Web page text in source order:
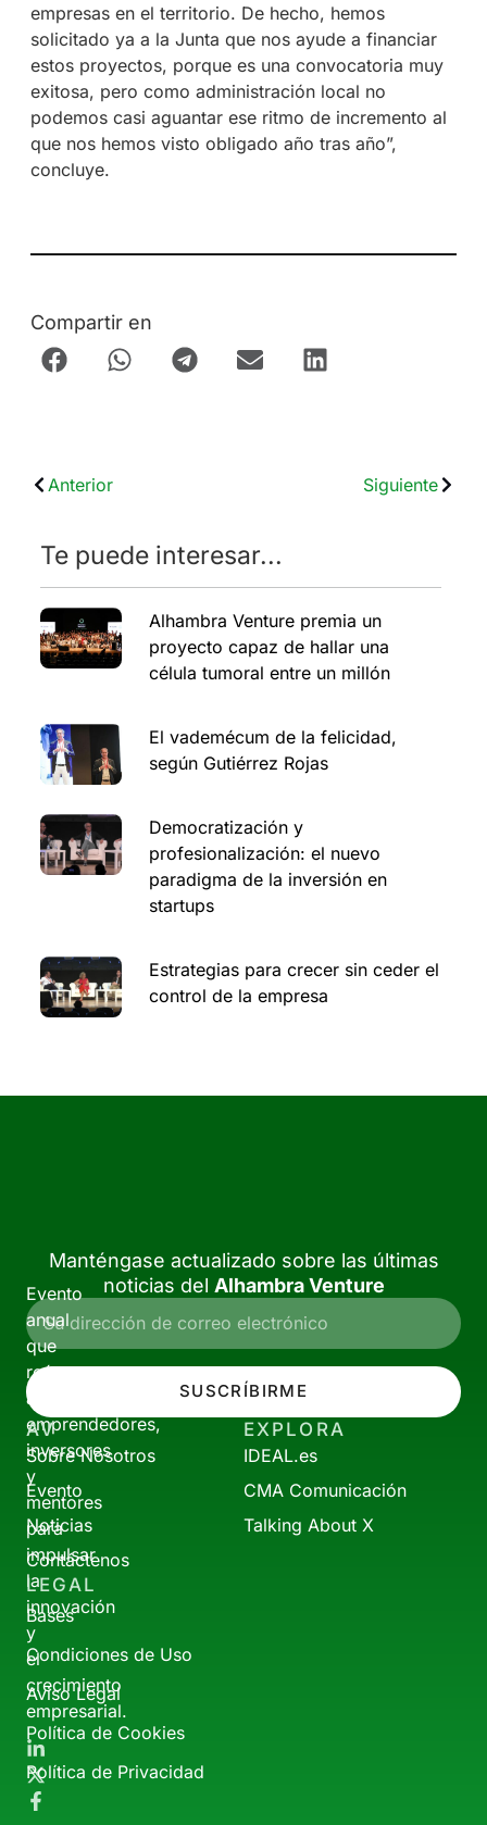
empresas en el territorio. De hecho, hemos
solicitado ya a la Junta que nos ayude a financiar
estos proyectos, porque es una convocatoria muy
exitosa, pero como administración local no
podemos casi aguantar ese ritmo de incremento al
que nos hemos visto obligado año tras año”,
concluye.
Compartir en
Anterior Siguiente
Te puede interesar...
Alhambra Venture premia un
proyecto capaz de hallar una
célula tumoral entre un millón
El vademécum de la felicidad,
según Gutiérrez Rojas
Democratización y
profesionalización: el nuevo
paradigma de la inversión en
startups
Estrategias para crecer sin ceder el
control de la empresa
Evento
anual
que
reúne
a
emprendedores,
inversores
y
mentores
para
impulsar
la
innovación
y
el
crecimiento
empresarial.
Manténgase actualizado sobre las últimas
noticias del Alhambra Venture
SUSCRÍBIRME
AV
Sobre Nosotros
Evento
Noticias
Contáctenos
EXPLORA
IDEAL.es
CMA Comunicación
Talking About X
LEGAL
Bases
Condiciones de Uso
Aviso Legal
Política de Cookies
Política de Privacidad